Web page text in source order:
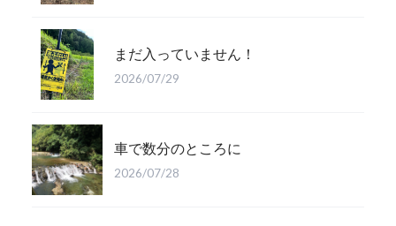
まだ入っていません！
2026/07/29
車で数分のところに
2026/07/28